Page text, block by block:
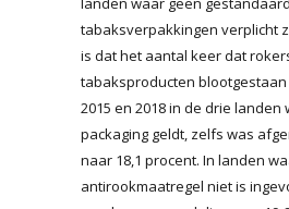
tabaksverpakkingen verplicht
is dat het aantal keer dat
tabaksproducten
2015 en 2018 in de drie landen
packaging geldt, zelfs was
naar 18,1 procent. In landen
antirookmaatregel niet is